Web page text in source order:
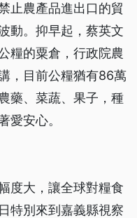
止農產品進出口的貿
動。抑早起，蔡英文
糧的粟倉，行政院農
，目前公糧猶有86萬
藥、菜蔬、果子，種
愛安心。
度大，讓全球對糧食
特別來到嘉義縣視察